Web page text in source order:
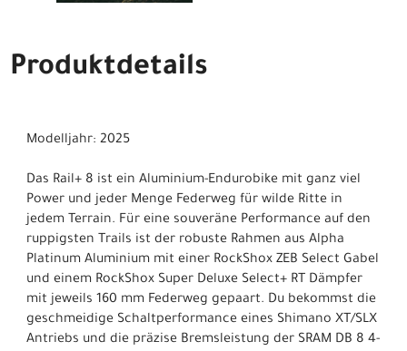
Produktdetails
Modelljahr: 2025
Das Rail+ 8 ist ein Aluminium-Endurobike mit ganz viel
Power und jeder Menge Federweg für wilde Ritte in
jedem Terrain. Für eine souveräne Performance auf den
ruppigsten Trails ist der robuste Rahmen aus Alpha
Platinum Aluminium mit einer RockShox ZEB Select Gabel
und einem RockShox Super Deluxe Select+ RT Dämpfer
mit jeweils 160 mm Federweg gepaart. Du bekommst die
geschmeidige Schaltperformance eines Shimano XT/SLX
Antriebs und die präzise Bremsleistung der SRAM DB 8 4-